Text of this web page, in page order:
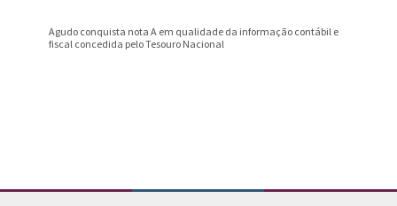
Agudo conquista nota A em qualidade da informação contábil e
fiscal concedida pelo Tesouro Nacional